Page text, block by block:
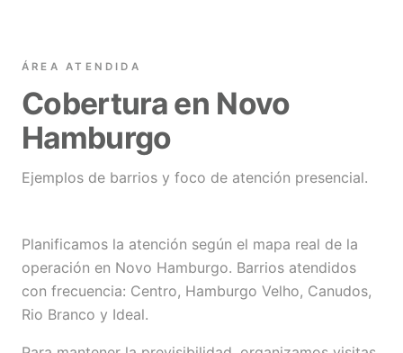
ÁREA ATENDIDA
Cobertura en Novo
Hamburgo
Ejemplos de barrios y foco de atención presencial.
Planificamos la atención según el mapa real de la
operación en Novo Hamburgo. Barrios atendidos
con frecuencia: Centro, Hamburgo Velho, Canudos,
Rio Branco y Ideal.